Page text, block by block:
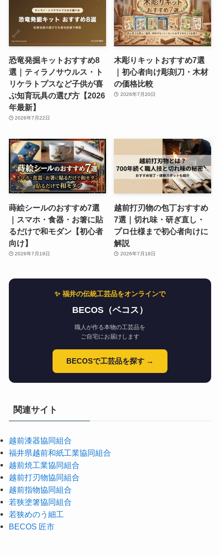
恐竜発掘キットおすすめ8
選｜ティラノサウルス・ト
リケラトプスなど子供が喜
ぶ知育玩具の選び方【2026
年最新】
2026年7月22日
木彫りキットおすすめ7選
｜初心者向け彫刻刀・木材
の価格比較
2026年7月20日
蒔絵シールのおすすめ7選
｜スマホ・食器・お箸に貼
るだけで和モダン【初心者
向け】
2026年7月19日
越前打刃物の包丁おすすめ
7選｜切れ味・研ぎ直し・
プロ仕様まで初心者向けに
解説
2026年7月18日
✨ 福井の伝統工芸品をオンラインで
BECOS（ベコス）
職人が作る本物の工芸品を
ご自宅にお届けします
BECOSで工芸品を探す →
関連サイト
越前漆器協同組合
福井県越前和紙工業協同組合
越前焼工業協同組合
越前打刃物協同組合
越前指物協同組合
若狭塗箸協同組合
若狭めのう細工
BECOS 匠市